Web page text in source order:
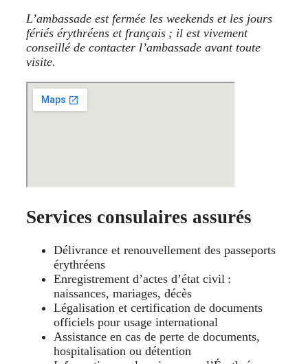
L’ambassade est fermée les weekends et les jours
fériés érythréens et français ; il est vivement
conseillé de contacter l’ambassade avant toute
visite.
Services consulaires assurés
Délivrance et renouvellement des passeports
érythréens
Enregistrement d’actes d’état civil :
naissances, mariages, décès
Légalisation et certification de documents
officiels pour usage international
Assistance en cas de perte de documents,
hospitalisation ou détention